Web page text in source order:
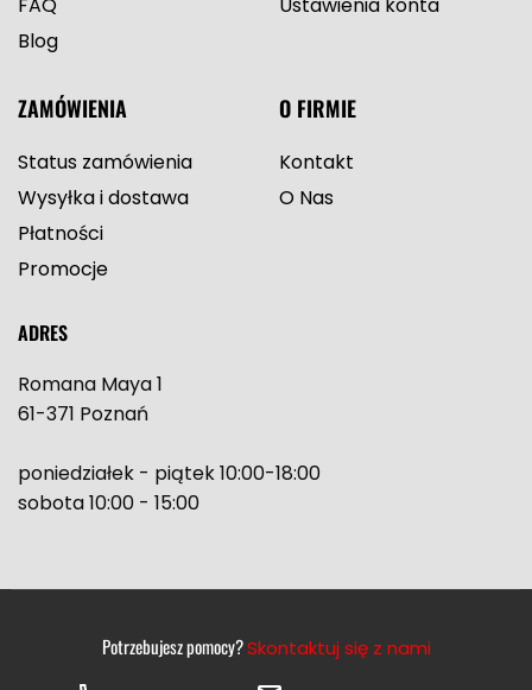
Blog
ZAMÓWIENIA
Status zamówienia
Wysyłka i dostawa
Płatności
Promocje
O FIRMIE
Kontakt
O Nas
ADRES
Romana Maya 1
61-371 Poznań
poniedziałek - piątek 10:00-18:00
sobota 10:00 - 15:00
Potrzebujesz pomocy?Skontaktuj się z nami